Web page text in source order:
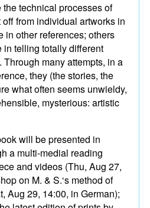
technical processes of
from individual artworks in
in other references; others
in telling totally different
Through many attempts, in a
they (the stories, the
what often seems unwieldy,
mysterious: artistic
will be presented in
a multi-medial reading
and videos (Thu, Aug 27,
on M. & S.‘s method of
Aug 29, 14:00, in German);